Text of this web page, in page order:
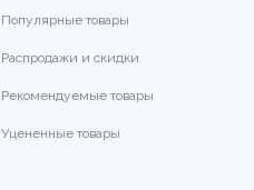
Популярные товары
Распродажи и скидки
Рекомендуемые товары
Уцененные товары